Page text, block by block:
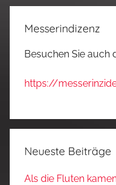
Messerindizenz
Besuchen Sie auch
https://
Neueste Beiträge
Als die Fluten